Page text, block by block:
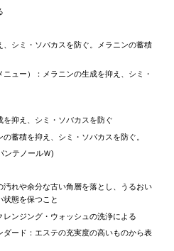
、シミ・ソバカスを防ぐ。メラニンの蓄積
ュー）：メラニンの生成を抑え、シミ・
抑え、シミ・ソバカスを防ぐ
蓄積を抑え、シミ・ソバカスを防ぐ。
ンテノールＷ)
れや余分な古い角層を落とし、うるおい
状態を保つこと
レンジング・ウォッシュの洗浄による
ード：エステの充実度の高いものから表